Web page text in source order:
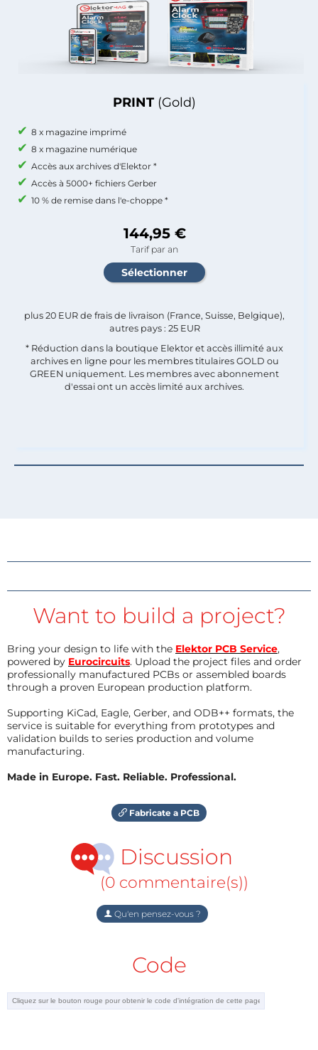
PRINT (Gold)
8 x magazine imprimé
8 x magazine numérique
Accès aux archives d'Elektor *
Accès à 5000+ fichiers Gerber
10 % de remise dans l'e-choppe *
144,95 €
Tarif par an
plus 20 EUR de frais de livraison (France, Suisse, Belgique),
autres pays : 25 EUR
* Réduction dans la boutique Elektor et accès illimité aux
archives en ligne pour les membres titulaires GOLD ou
GREEN uniquement. Les membres avec abonnement
d'essai ont un accès limité aux archives.
Want to build a project?
Bring your design to life with the Elektor PCB Service,
powered by Eurocircuits. Upload the project files and order
professionally manufactured PCBs or assembled boards
through a proven European production platform.
Supporting KiCad, Eagle, Gerber, and ODB++ formats, the
service is suitable for everything from prototypes and
validation builds to series production and volume
manufacturing.
Made in Europe. Fast. Reliable. Professional.
Fabricate a PCB
Discussion
(0 commentaire(s))
Qu'en pensez-vous ?
Code